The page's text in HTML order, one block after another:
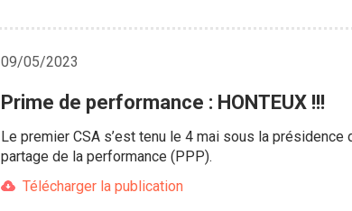
09/05/2023
Prime de performance : HONTEUX !!!
Le premier CSA s’est tenu le 4 mai sous la présidence
partage de la performance (PPP).
Télécharger la publication